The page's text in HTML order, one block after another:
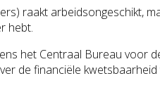
raakt arbeidsongeschikt,
hebt.
het Centraal Bureau voor
de financiële